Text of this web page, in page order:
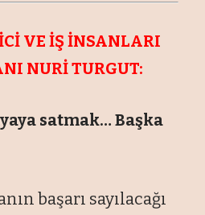
VE İŞ İNSANLARI
NURİ TURGUT:
satmak… Başka
başarı sayılacağı